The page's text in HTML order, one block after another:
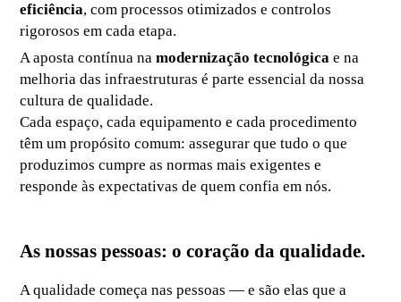
eficiência, com processos otimizados e controlos
rigorosos em cada etapa.
A aposta contínua namodernização tecnológica e na
melhoria das infraestruturas é parte essencial da nossa
cultura de qualidade.
Cada espaço, cada equipamento e cada procedimento
têm um propósito comum: assegurar que tudo o que
produzimos cumpre as normas mais exigentes e
responde às expectativas de quem confia em nós.
As nossas pessoas: o coração da qualidade.
A qualidade começa nas pessoas — e são elas que a